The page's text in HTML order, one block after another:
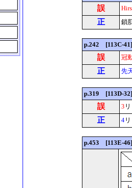
誤
正 鎖
p.242 [113C-
誤 冠
正 先
p.319 [113D-
誤 3
正 4
p.453 [113E-